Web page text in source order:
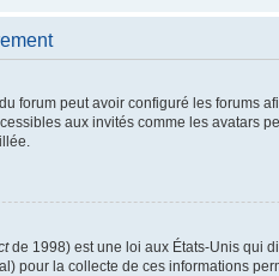
forum peut avoir configuré les forums
aux invités comme les avatars
de 1998) est une loi aux États-Unis qui
pour la collecte de ces informations